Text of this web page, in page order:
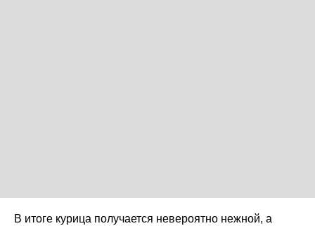
В итоге курица получается невероятно нежной, а